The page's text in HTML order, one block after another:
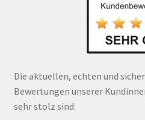
Die aktuellen, echten und
Bewertungen unserer
sehr stolz sind: